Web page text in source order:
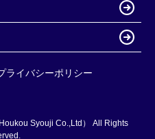
ライバシーポリシー
Syouji Co.,Ltd） All Rights